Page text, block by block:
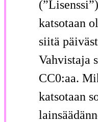
katsotaan
siitä
Vahvistaja
CC0:aa.
katsotaan